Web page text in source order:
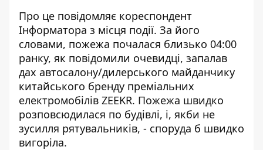
Про це повідомляє кореспондент
Інформатора з місця події. За його
словами, пожежа почалася близько 04:00
ранку, як повідомили очевидці, запалав
дах автосалону/дилерського майданчику
китайського бренду преміальних
електромобілів ZEEKR. Пожежа швидко
розповсюдилася по будівлі, і, якби не
зусилля рятувальників, - споруда б швидко
вигоріла.